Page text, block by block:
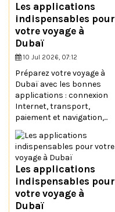
Les applications
indispensables pour
votre voyage à
Dubaï
10 Jul 2026, 07:12
Préparez votre voyage à
Dubaï avec les bonnes
applications : connexion
Internet, transport,
paiement et navigation,...
Les applications
indispensables pour
votre voyage à
Dubaï